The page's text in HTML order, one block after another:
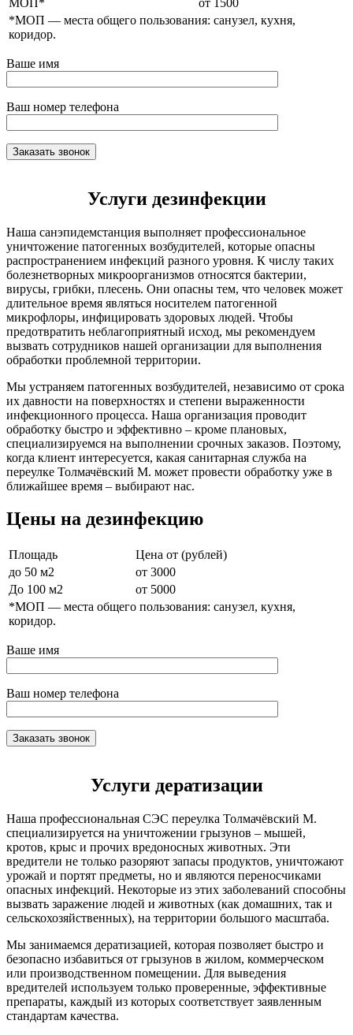
*МОП — места общего пользования: санузел, кухня,
коридор.
Ваше имя
Ваш номер телефона
Услуги дезинфекции
Наша санэпидемстанция выполняет профессиональное
уничтожение патогенных возбудителей, которые опасны
распространением инфекций разного уровня. К числу таких
болезнетворных микроорганизмов относятся бактерии,
вирусы, грибки, плесень. Они опасны тем, что человек может
длительное время являться носителем патогенной
микрофлоры, инфицировать здоровых людей. Чтобы
предотвратить неблагоприятный исход, мы рекомендуем
вызвать сотрудников нашей организации для выполнения
обработки проблемной территории.
Мы устраняем патогенных возбудителей, независимо от срока
их давности на поверхностях и степени выраженности
инфекционного процесса. Наша организация проводит
обработку быстро и эффективно – кроме плановых,
специализируемся на выполнении срочных заказов. Поэтому,
когда клиент интересуется, какая санитарная служба на
переулке Толмачёвский М. может провести обработку уже в
ближайшее время – выбирают нас.
Цены на дезинфекцию
Площадь
Цена от (рублей)
до 50 м2
от 3000
До 100 м2
от 5000
*МОП — места общего пользования: санузел, кухня,
коридор.
Ваше имя
Ваш номер телефона
Услуги дератизации
Наша профессиональная СЭС переулка Толмачёвский М.
специализируется на уничтожении грызунов – мышей,
кротов, крыс и прочих вредоносных животных. Эти
вредители не только разоряют запасы продуктов, уничтожают
урожай и портят предметы, но и являются переносчиками
опасных инфекций. Некоторые из этих заболеваний способны
вызвать заражение людей и животных (как домашних, так и
сельскохозяйственных), на территории большого масштаба.
Мы занимаемся дератизацией, которая позволяет быстро и
безопасно избавиться от грызунов в жилом, коммерческом
или производственном помещении. Для выведения
вредителей используем только проверенные, эффективные
препараты, каждый из которых соответствует заявленным
стандартам качества.